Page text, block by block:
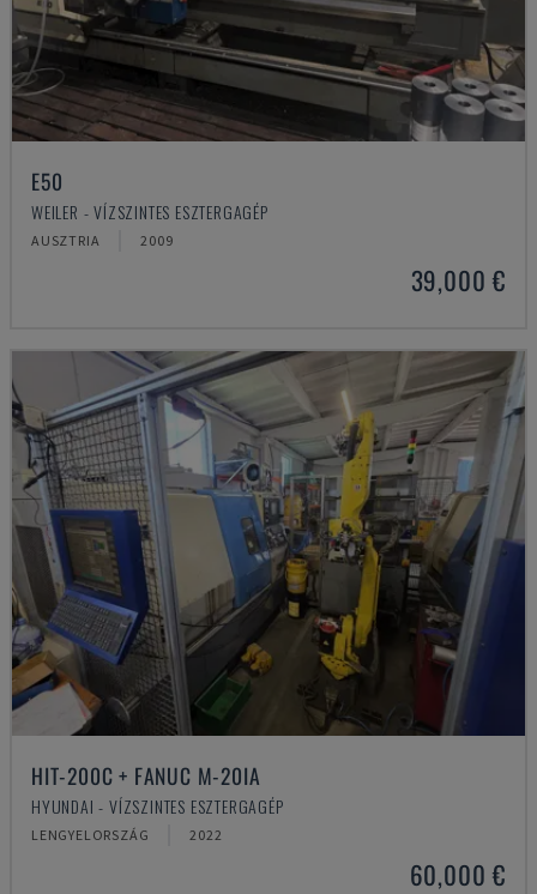
E50
WEILER - VÍZSZINTES ESZTERGAGÉP
AUSZTRIA 2009
39,000 €
HIT-200C + FANUC M-20IA
HYUNDAI - VÍZSZINTES ESZTERGAGÉP
LENGYELORSZÁG 2022
60,000 €